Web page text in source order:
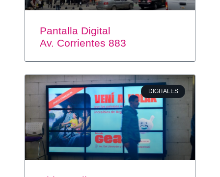
Pantalla Digital
Av. Corrientes 883
DIGITALES